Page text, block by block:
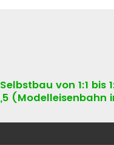
von 1:1 bis
(Modelleisenbahn